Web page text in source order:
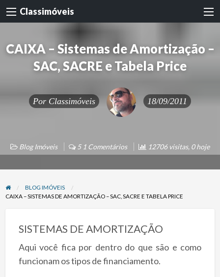
Classimóveis
CAIXA – Sistemas de Amortização –
SAC, SACRE e Tabela Price
Por Classimóveis 18/09/2011
Blog Imóveis 5 1 Comentários 12706 visitas, 0 hoje
BLOG IMÓVEIS
CAIXA – SISTEMAS DE AMORTIZAÇÃO – SAC, SACRE E TABELA PRICE
SISTEMAS DE AMORTIZAÇÃO
Aqui você fica por dentro do que são e como
funcionam os tipos de financiamento.